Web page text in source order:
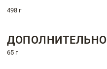
498 г
ДОПОЛНИТЕЛЬНО
65 г